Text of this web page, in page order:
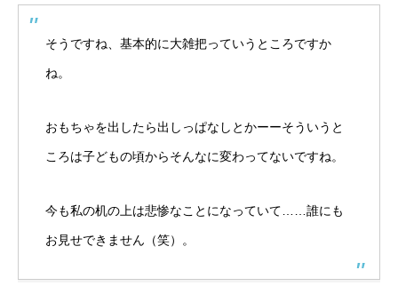
そうですね、基本的に大雑把っていうところですか
ね。
おもちゃを出したら出しっぱなしとかーーそういうと
ころは子どもの頃からそんなに変わってないですね。
今も私の机の上は悲惨なことになっていて……誰にも
お見せできません（笑）。